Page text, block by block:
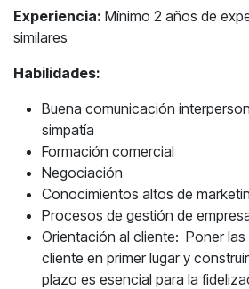
Experiencia: Mínimo 2 años de
similares
Habilidades:
Buena comunicación
simpatía
Formación comercial
Negociación
Conocimientos altos de
Procesos de gestión de
Orientación al cliente: Poner
cliente en primer lugar y
plazo es esencial para la